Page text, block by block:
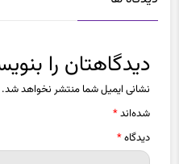
نشانی ایمیل شما منتشر نخواهد شد.
شده‌اند*
دیدگاه*